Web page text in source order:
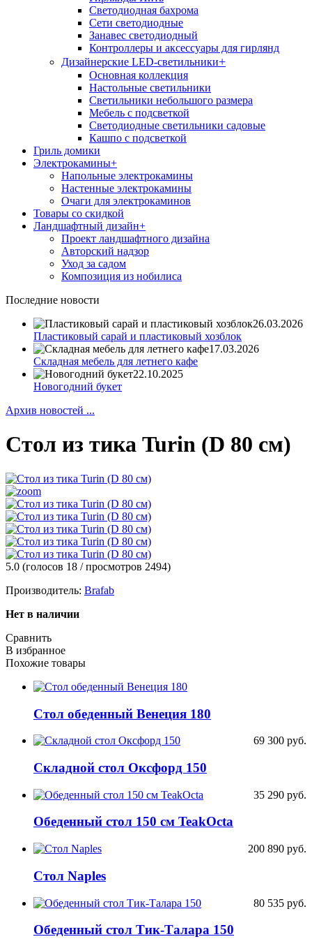
Светодиодная бахрома
Сети светодиодные
Занавес светодиодный
Контроллеры и аксессуары для гирлянд
Дизайнерские LED-светильники+
Основная коллекция
Настольные светильники
Светильники небольшого размера
Мебель с подсветкой
Светодиодные светильники садовые
Кашпо с подсветкой
Гриль домики
Электрокамины+
Напольные электрокамины
Настенные электрокамины
Очаги для электрокаминов
Товары со скидкой
Ландшафтный дизайн+
Проект ландшафтного дизайна
Авторский надзор
Уход за садом
Композиция из нобилиса
Последние новости
26.03.2026
Пластиковый сарай и пластиковый хозблок
17.03.2026
Складная мебель для летнего кафе
22.10.2025
Новогодний букет
Архив новостей ...
Стол из тика Turin (D 80 см)
5.0 (голосов 18 / просмотров 2494)
Производитель: Brafab
Нет в наличии
Сравнить
В избранное
Похожие товары
Стол обеденный Венеция 180
69 300 руб.
Складной стол Оксфорд 150
35 290 руб.
Обеденный стол 150 см TeakOcta
200 890 руб.
Стол Naples
80 535 руб.
Обеденный стол Тик-Талара 150